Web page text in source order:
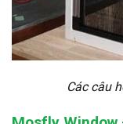
Các câu